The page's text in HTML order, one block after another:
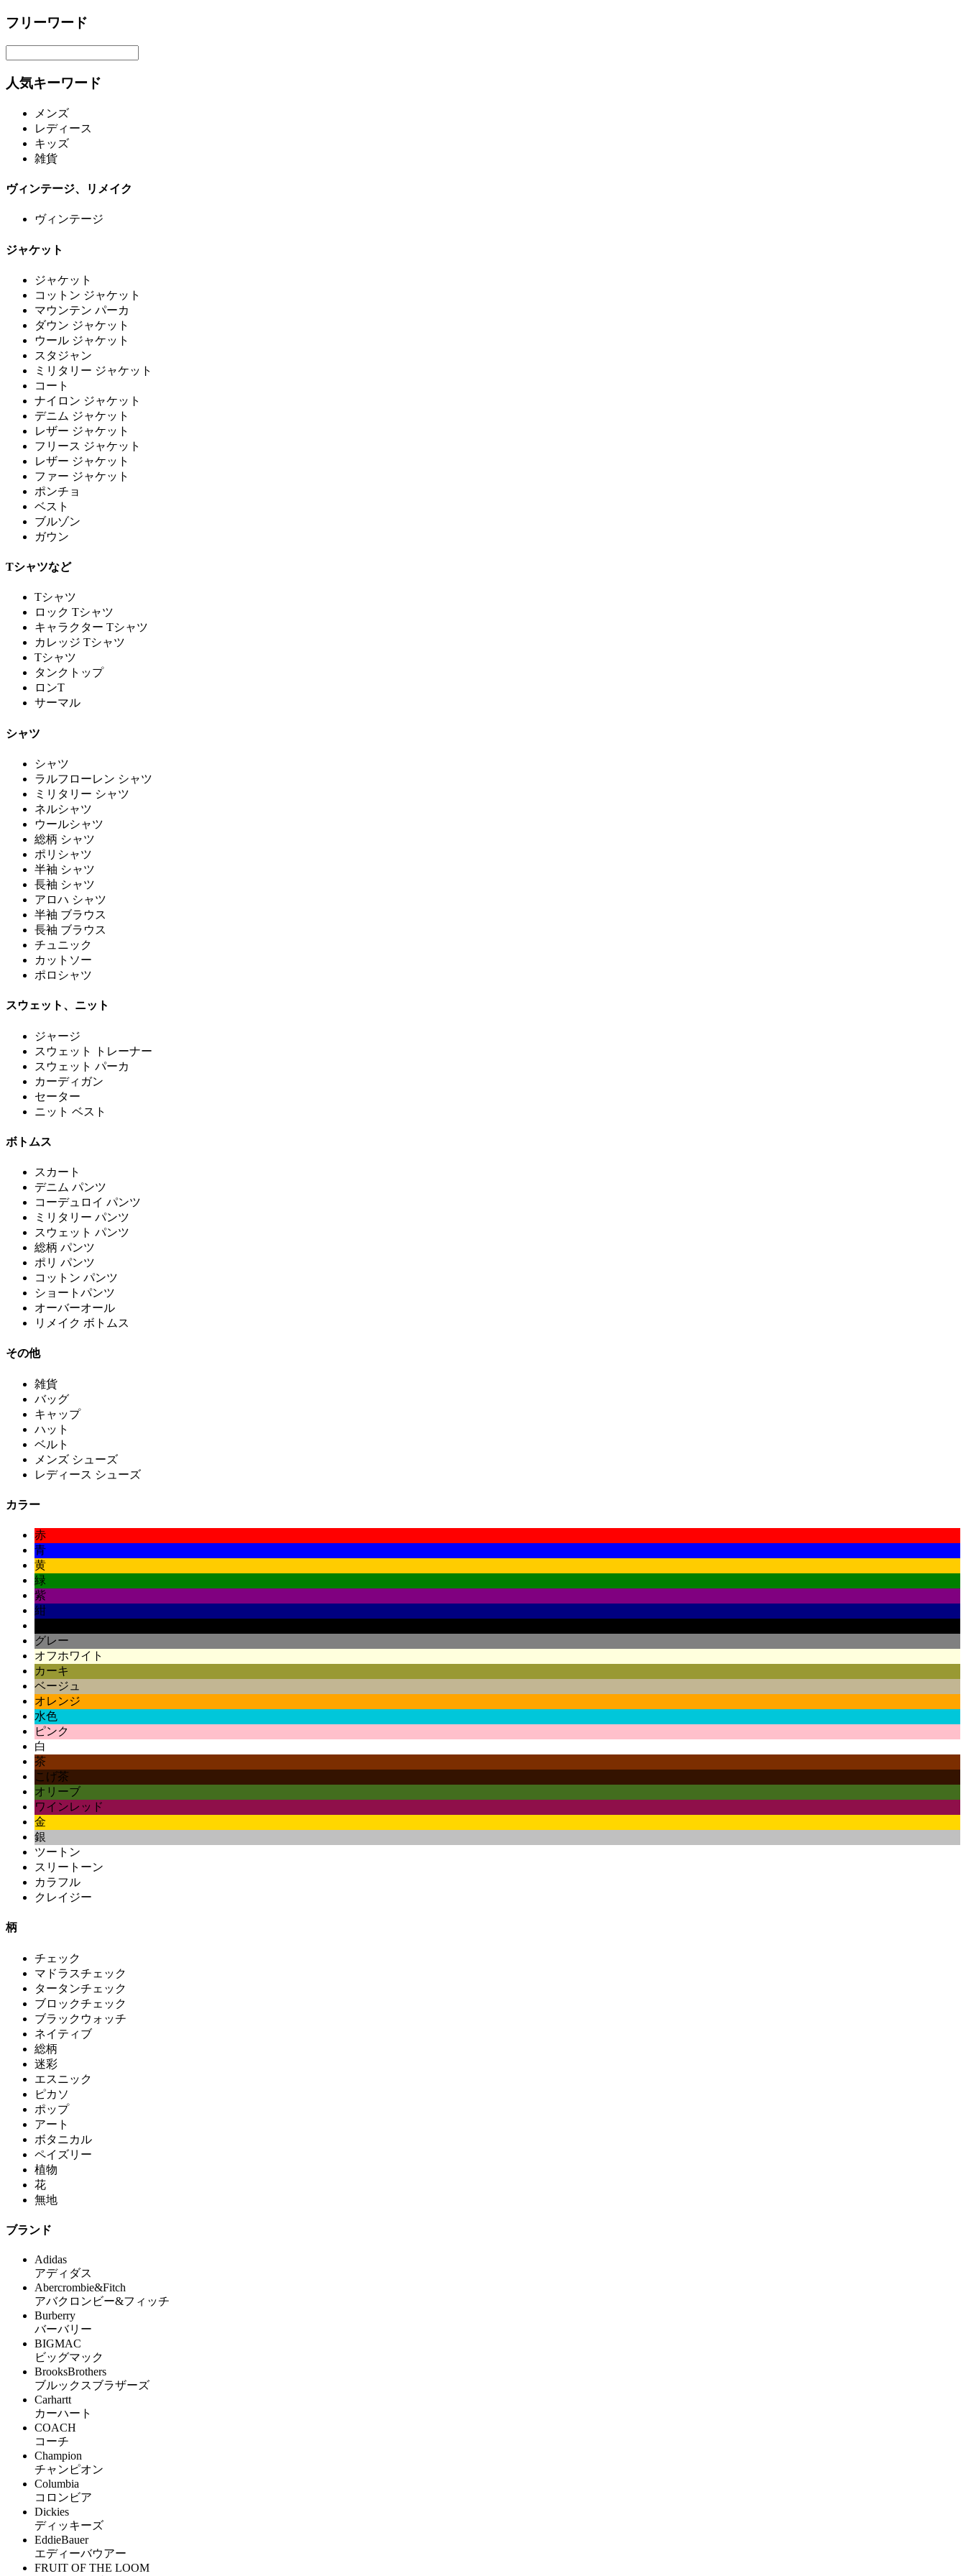
フリーワード
人気キーワード
メンズ
レディース
キッズ
雑貨
ヴィンテージ、リメイク
ヴィンテージ
ジャケット
ジャケット
コットン ジャケット
マウンテン パーカ
ダウン ジャケット
ウール ジャケット
スタジャン
ミリタリー ジャケット
コート
ナイロン ジャケット
デニム ジャケット
レザー ジャケット
フリース ジャケット
レザー ジャケット
ファー ジャケット
ポンチョ
ベスト
ブルゾン
ガウン
Tシャツなど
Tシャツ
ロック Tシャツ
キャラクター Tシャツ
カレッジ Tシャツ
Tシャツ
タンクトップ
ロンT
サーマル
シャツ
シャツ
ラルフローレン シャツ
ミリタリー シャツ
ネルシャツ
ウールシャツ
総柄 シャツ
ポリシャツ
半袖 シャツ
長袖 シャツ
アロハ シャツ
半袖 ブラウス
長袖 ブラウス
チュニック
カットソー
ポロシャツ
スウェット、ニット
ジャージ
スウェット トレーナー
スウェット パーカ
カーディガン
セーター
ニット ベスト
ボトムス
スカート
デニム パンツ
コーデュロイ パンツ
ミリタリー パンツ
スウェット パンツ
総柄 パンツ
ポリ パンツ
コットン パンツ
ショートパンツ
オーバーオール
リメイク ボトムス
その他
雑貨
バッグ
キャップ
ハット
ベルト
メンズ シューズ
レディース シューズ
カラー
赤
青
黄
緑
紫
紺
グレー
オフホワイト
カーキ
ベージュ
オレンジ
水色
ピンク
白
茶
こげ茶
オリーブ
ワインレッド
金
銀
ツートン
スリートーン
カラフル
クレイジー
柄
チェック
マドラスチェック
タータンチェック
ブロックチェック
ブラックウォッチ
ネイティブ
総柄
迷彩
エスニック
ピカソ
ポップ
アート
ボタニカル
ペイズリー
植物
花
無地
ブランド
Adidas
アディダス
Abercrombie&Fitch
アバクロンビー&フィッチ
Burberry
バーバリー
BIGMAC
ビッグマック
BrooksBrothers
ブルックスブラザーズ
Carhartt
カーハート
COACH
コーチ
Champion
チャンピオン
Columbia
コロンビア
Dickies
ディッキーズ
EddieBauer
エディーバウアー
FRUIT OF THE LOOM